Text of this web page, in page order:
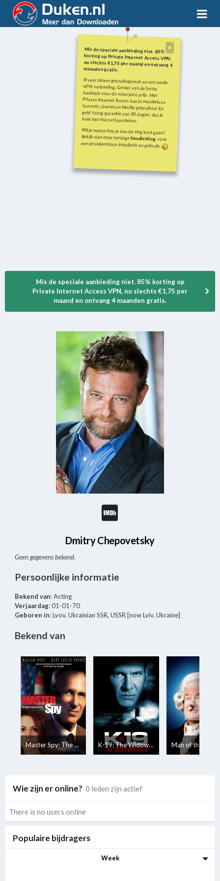
Mis de speciale aanbieding niet. 85%
korting op Private Internet Access VPN,
nu slechts €1,75 per maand en ontvang 4
maanden gratis.
Ervaar ultiem gebruiksgemak en een snelle
VPN-verbinding. Geniet van de beste
kwaliteit voor de scherpste prijs. Met
Private Internet Access kun je moeiteloos
torrents, Usenet en Netflix gebruiken! En
geld-terug-garantie van 30 dagen, dus je
kunt het risicovrij proberen.
Wil je weten hoe je aan de slag kunt gaan?
Bekijk dan onze handigehandleiding voor
een probleemloze installatie en gebruik.
Mis de speciale aanbieding niet. 85% korting op
Private Internet Access VPN, nu slechts €1,75 per
maand en ontvang 4 maanden gratis.
Dmitry Chepovetsky
Geen gegevens bekend.
Persoonlijke informatie
Bekend van: Acting
Verjaardag: 01-01-70
Geboren in: Lvov, Ukrainian SSR, USSR [now Lviv, Ukraine]
Bekend van
Master Spy: The Robert Hanssen Story K-19: The Widowmaker Man of the Year
Wie zijn er online? 0 leden zijn actief
There is no users online
Populaire bijdragers
Week